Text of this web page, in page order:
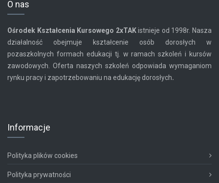
O nas
Ośrodek Kształcenia Kursowego 2xTAKistnieje od 1998r. Nasza
działalność obejmuje kształcenie osób dorosłych w
pozaszkolnych formach edukacji tj. w ramach szkoleń i kursów
zawodowych. Oferta naszych szkoleń odpowiada wymaganiom
rynku pracy i zapotrzebowaniu na edukację dorosłych.
Informacje
Polityka plików cookies
Polityka prywatności